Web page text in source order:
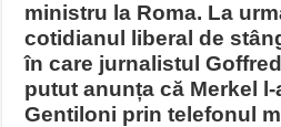
ministru la Roma. La
cotidianul liberal de
în care jurnalistul
putut anunța că Merkel
Gentiloni prin telefonul